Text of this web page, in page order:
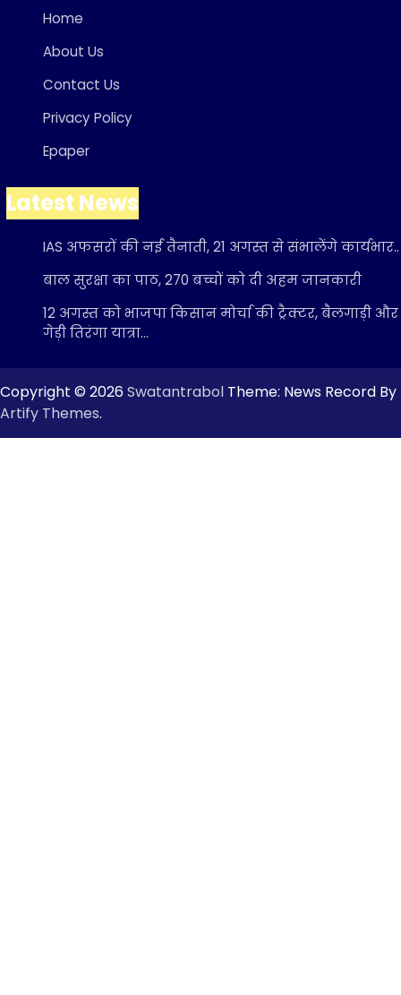
Home
About Us
Contact Us
Privacy Policy
Epaper
Latest News
IAS अफसरों की नई तैनाती, 21 अगस्त से संभालेंगे कार्यभार..
बाल सुरक्षा का पाठ, 270 बच्चों को दी अहम जानकारी
12 अगस्त को भाजपा किसान मोर्चा की ट्रैक्टर, बैलगाड़ी और
गेड़ी तिरंगा यात्रा…
Copyright © 2026 Swatantrabol Theme: News Record By
Artify Themes.